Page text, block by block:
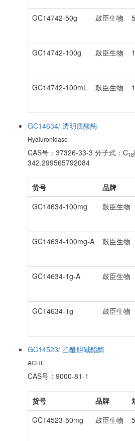
GC14742-50g 鼓臣生物
GC14742-100g 鼓臣生物
GC14742-100mL 鼓臣生物
GC14634/ 透明质酸酶
Hyaluronidase
CAS号：37326-33-3 分子式：C18
342.299565792084
货号 品牌
GC14634-100mg
鼓臣生物
GC14634-100mg-A 鼓臣生物
GC14634-1g-A 鼓臣生物
GC14634-1g 鼓臣生物
GC14523/ 乙酰胆碱酯酶
ACHE
CAS号：9000-81-1
货号 品牌
GC14523-50mg
鼓臣生物